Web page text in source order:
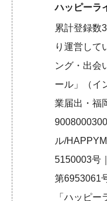
ハッピーラ
累計登録数
り運営して
ング・出会
ール」（イ
業届出・福
ル/
5150003号
第6953061
「ハッピ